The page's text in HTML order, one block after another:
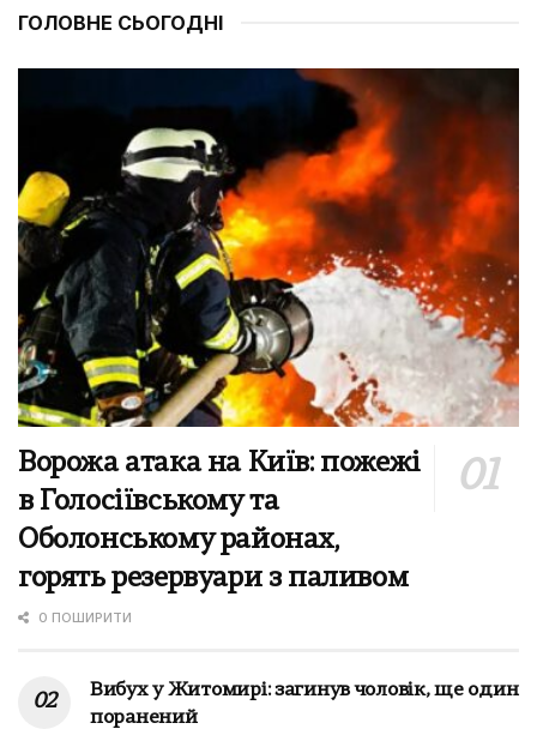
ГОЛОВНЕ СЬОГОДНІ
Ворожа атака на Київ: пожежі
в Голосіївському та
Оболонському районах,
горять резервуари з паливом
0 ПОШИРИТИ
Вибух у Житомирі: загинув чоловік, ще один
поранений